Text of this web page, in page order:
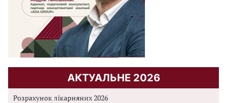
АКТУАЛЬНЕ 2026
Розрахунок лікарняних 2026